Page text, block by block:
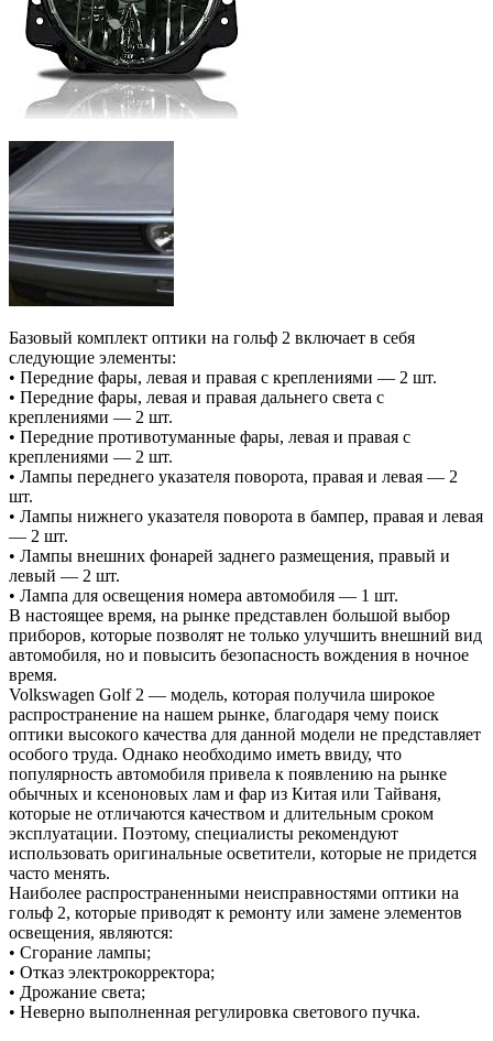
Базовый комплект оптики на гольф 2 включает в себя
следующие элементы:
• Передние фары, левая и правая с креплениями — 2 шт.
• Передние фары, левая и правая дальнего света с
креплениями — 2 шт.
• Передние противотуманные фары, левая и правая с
креплениями — 2 шт.
• Лампы переднего указателя поворота, правая и левая — 2
шт.
• Лампы нижнего указателя поворота в бампер, правая и левая
— 2 шт.
• Лампы внешних фонарей заднего размещения, правый и
левый — 2 шт.
• Лампа для освещения номера автомобиля — 1 шт.
В настоящее время, на рынке представлен большой выбор
приборов, которые позволят не только улучшить внешний вид
автомобиля, но и повысить безопасность вождения в ночное
время.
Volkswagen Golf 2 — модель, которая получила широкое
распространение на нашем рынке, благодаря чему поиск
оптики высокого качества для данной модели не представляет
особого труда. Однако необходимо иметь ввиду, что
популярность автомобиля привела к появлению на рынке
обычных и ксеноновых лам и фар из Китая или Тайваня,
которые не отличаются качеством и длительным сроком
эксплуатации. Поэтому, специалисты рекомендуют
использовать оригинальные осветители, которые не придется
часто менять.
Наиболее распространенными неисправностями оптики на
гольф 2, которые приводят к ремонту или замене элементов
освещения, являются:
• Сгорание лампы;
• Отказ электрокорректора;
• Дрожание света;
• Неверно выполненная регулировка светового пучка.